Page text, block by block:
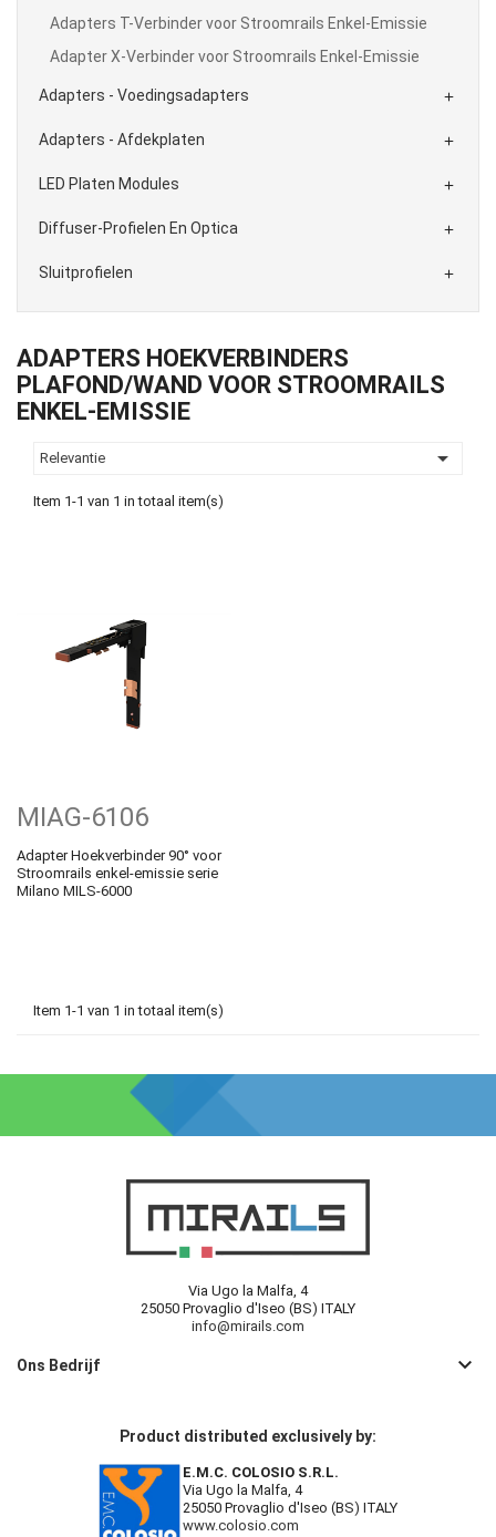
Adapters T-Verbinder voor Stroomrails Enkel-Emissie
Adapter X-Verbinder voor Stroomrails Enkel-Emissie
Adapters - Voedingsadapters 
Adapters - Afdekplaten 
LED Platen Modules 
Diffuser-Profielen En Optica 
Sluitprofielen 
ADAPTERS HOEKVERBINDERS
PLAFOND/WAND VOOR STROOMRAILS
ENKEL-EMISSIE
Relevantie 
Item 1-1 van 1 in totaal item(s)
MIAG-6106
Adapter Hoekverbinder 90° voor
Stroomrails enkel-emissie serie
Milano MILS-6000
Item 1-1 van 1 in totaal item(s)
Via Ugo la Malfa, 4
25050 Provaglio d'Iseo (BS) ITALY
info@mirails.com
Ons Bedrijf keyboard_arrow_down
Product distributed exclusively by:
E.M.C. COLOSIO S.R.L.
Via Ugo la Malfa, 4
25050 Provaglio d'Iseo (BS) ITALY
www.colosio.com